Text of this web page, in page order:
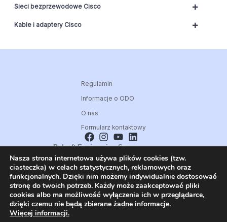
+
Sieci bezprzewodowe Cisco
+
Kable i adaptery Cisco
Regulamin
Informacje o ODO
O nas
Formularz kontaktowy
Polsoft Engineering Sp. z o.o.
ul. 73 Pułku Piechoty 1, 40-467 Katowice
Skontaktuj się z nami:
32 209 80 39
E-mail:
CISCO@POLSOFT.PL
Nasza strona internetowa używa plików cookies (tzw.
ciasteczka) w celach statystycznych, reklamowych oraz
funkcjonalnych. Dzięki nim możemy indywidualnie dostosować
stronę do twoich potrzeb. Każdy może zaakceptować pliki
cookies albo ma możliwość wyłączenia ich w przeglądarce,
dzięki czemu nie będą zbierane żadne informacje.
Więcej informacji.